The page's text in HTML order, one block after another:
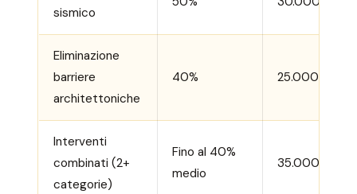
sismico
Eliminazione
barriere
architettoniche
40% 25.000
Interventi
combinati (2+
categorie)
Fino al 40%
medio
35.000